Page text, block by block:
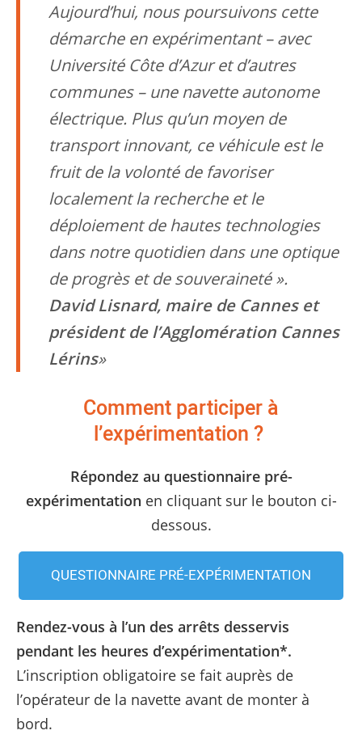
Aujourd’hui, nous poursuivons cette
démarche en expérimentant – avec
Université Côte d’Azur et d’autres
communes – une navette autonome
électrique. Plus qu’un moyen de
transport innovant, ce véhicule est le
fruit de la volonté de favoriser
localement la recherche et le
déploiement de hautes technologies
dans notre quotidien dans une optique
de progrès et de souveraineté ».
David Lisnard, maire de Cannes et
président de l’Agglomération Cannes
Lérins
Comment participer à
l’expérimentation ?
Répondez au questionnaire pré-
expérimentation en cliquant sur le bouton ci-
dessous.
QUESTIONNAIRE PRÉ-EXPÉRIMENTATION
Rendez-vous à l’un des arrêts desservis
pendant les heures d’expérimentation*.
L’inscription obligatoire se fait auprès de
l’opérateur de la navette avant de monter à
bord.